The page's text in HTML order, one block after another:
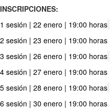
INSCRIPCIONES:
1 sesión | 22 enero | 19:00 horas
2 sesión | 23 enero | 19:00 horas
3 sesión | 26 enero | 19:00 horas
4 sesión | 27 enero | 19:00 horas
5 sesión | 28 enero | 19:00 horas
6 sesión | 30 enero | 19:00 horas